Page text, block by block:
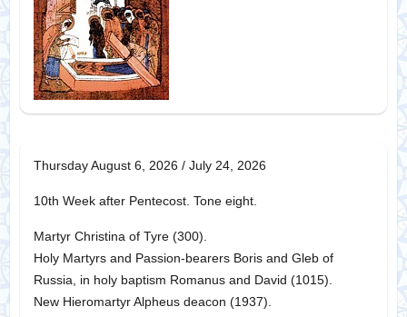
Thursday August 6, 2026 / July 24, 2026
10th Week after Pentecost. Tone eight.
Martyr Christina of Tyre (300).
Holy Martyrs and Passion-bearers Boris and Gleb of
Russia, in holy baptism Romanus and David (1015).
New Hieromartyr Alpheus deacon (1937).